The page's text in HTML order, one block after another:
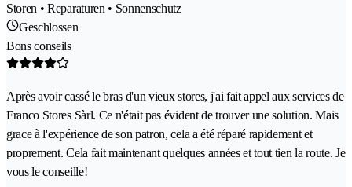
Storen • Reparaturen • Sonnenschutz
Geschlossen
Bons conseils
Après avoir cassé le bras d'un vieux stores, j'ai fait appel aux services de
Franco Stores Sàrl. Ce n'était pas évident de trouver une solution. Mais
grace à l'expérience de son patron, cela a été réparé rapidement et
proprement. Cela fait maintenant quelques années et tout tien la route. Je
vous le conseille!